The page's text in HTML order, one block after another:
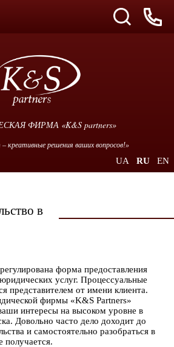
ФИРМА «K&S partners»
креативные решения ваших вопросов!»
UA RU EN
в
форма предоставления
услуг. Процессуальные
представителем от имени клиента.
фирмы «K&S Partners»
интересы на высоком уровне в
Довольно часто дело доходит до
и самостоятельно разобраться в
получается.